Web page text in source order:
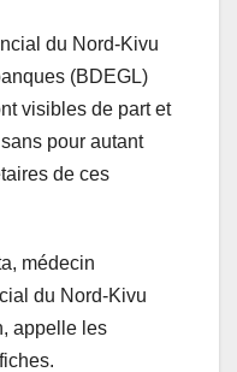
du Nord-Kivu
(BDEGL)
visibles de part et
pour autant
de ces
médecin
du Nord-Kivu
appelle les